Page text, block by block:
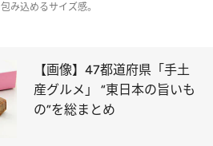
み込めるサイズ感。
【画像】47都道府県「手土
産グルメ」 “東日本の旨いも
の”を総まとめ